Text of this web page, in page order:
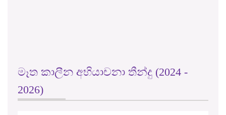
මෑත කාලීන අභියාචනා තීන්දු (2024 -
2026)